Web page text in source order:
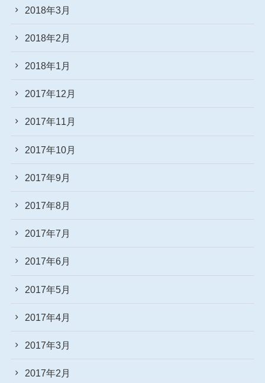
2018年3月
2018年2月
2018年1月
2017年12月
2017年11月
2017年10月
2017年9月
2017年8月
2017年7月
2017年6月
2017年5月
2017年4月
2017年3月
2017年2月